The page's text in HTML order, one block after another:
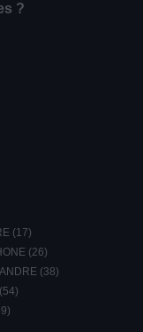
?
(17)
(26)
(38)